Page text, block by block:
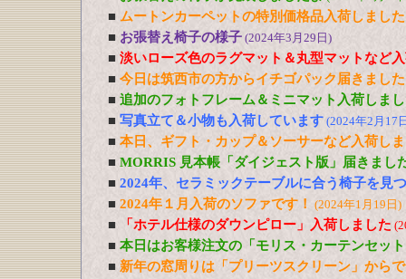
■ ムートンカーペットの特別価格品入荷しました
■ お張替え椅子の様子 (2024年3月29日)
■ 淡いローズ色のラグマット＆丸型マットなど
■ 今日は筑西市の方からイチゴパック届きました
■ 追加のフォトフレーム＆ミニマット入荷しま
■ 写真立て＆小物も入荷しています (2024年2月17
■ 本日、ギフト・カップ＆ソーサーなど入荷し
■ MORRIS 見本帳「ダイジェスト版」届きまし
■ 2024年、セラミックテーブルに合う椅子を見
■ 2024年１月入荷のソファです！ (2024年1月19日)
■ 「ホテル仕様のダウンピロー」入荷しました
■ 本日はお客様注文の「モリス・カーテンセッ
■ 新年の窓周りは「プリーツスクリーン」から